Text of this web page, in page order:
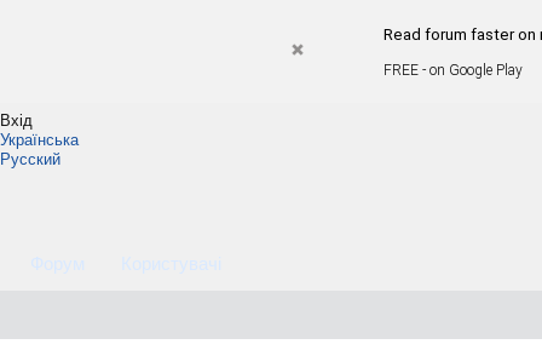
Read forum faster
FREE - on Google Play
Вхід
Українська
Русский